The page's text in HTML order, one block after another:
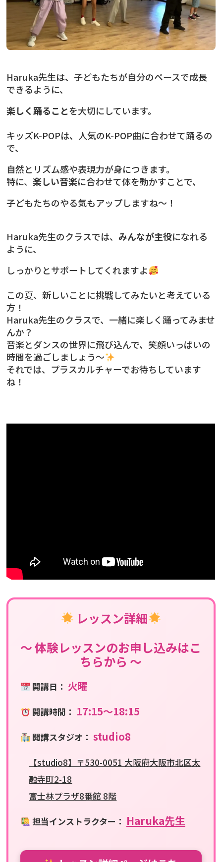
Haruka先生は、子どもたちが自分のペースで成長
できるように、
楽しく踊ることを大切にしています。
キッズK-POPは、人気のK-POP曲に合わせて踊るの
で、
自然とリズム感や表現力が身につきます。
特に、楽しい音楽に合わせて体を動かすことで、
子どもたちのやる気もアップしますね〜！
Haruka先生のクラスでは、 みんなが主役になれる
ように、
しっかりとサポートしてくれますよ
この夏、新しいことに挑戦してみたいと考えている
方！
Haruka先生のクラスで、一緒に楽しく踊ってみませ
んか？
音楽とダンスの世界に飛び込んで、笑顔いっぱいの
時間を過ごしましょう〜
それでは、プラスカルチャーでお待ちしています
ね！
レッスン詳細
〜 体験レッスンのお申し込みはこ
ちらから 〜
開講日： 火曜
開講時間： 17:15〜18:15
開講スタジオ： studio8
【studio8】〒530-0051 大阪府大阪市北区太
融寺町2-18
富士林プラザ8番館 8階
担当インストラクター： Haruka先生